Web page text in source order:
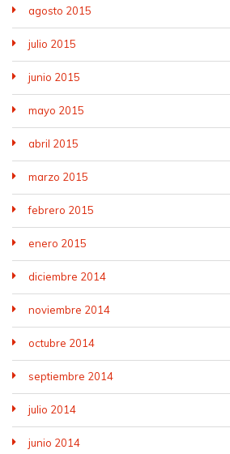
agosto 2015
julio 2015
junio 2015
mayo 2015
abril 2015
marzo 2015
febrero 2015
enero 2015
diciembre 2014
noviembre 2014
octubre 2014
septiembre 2014
julio 2014
junio 2014